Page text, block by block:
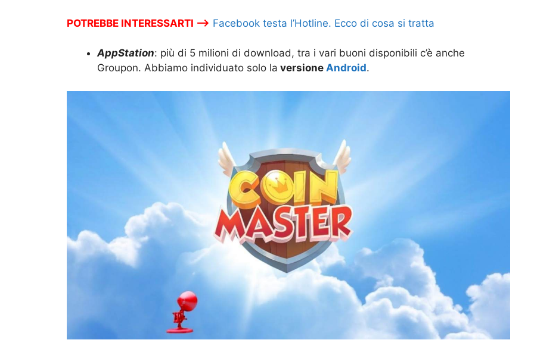
POTREBBE INTERESSARTI –> Facebook testa l’Hotline. Ecco di cosa si tratta
AppStation: più di 5 milioni di download, tra i vari buoni disponibili c’è anche
Groupon. Abbiamo individuato solo la versione Android.